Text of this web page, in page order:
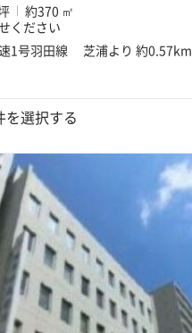
約370 ㎡
ください
1号羽田線 芝浦より 約0.57km
を選択する